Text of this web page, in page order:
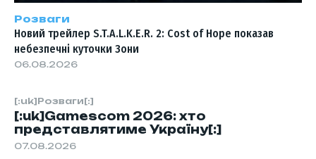
[:uk]Розваги[:]
[:uk]Gamescom 2026: хто
представлятиме Україну[:]
07.08.2026
Розваги
Новий трейлер S.T.A.L.K.E.R. 2: Cost of Hope показав
небезпечні куточки Зони
06.08.2026